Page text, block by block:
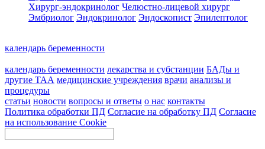
Хирург-эндокринолог Челюстно-лицевой хирург
Эмбриолог Эндокринолог Эндоскопист Эпилептолог
календарь беременности
календарь беременности лекарства и субстанции БАДы и
другие ТАА медицинские учреждения врачи анализы и
процедуры
статьи новости вопросы и ответы о нас контакты
Политика обработки ПД Согласие на обработку ПД Согласие
на использование Cookie